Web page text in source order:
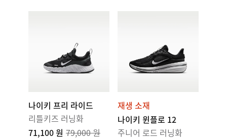
나이키 프리 라이드
리틀키즈 러닝화
71,100 원 79,000 원
재생 소재
나이키 윈플로 12
주니어 로드 러닝화